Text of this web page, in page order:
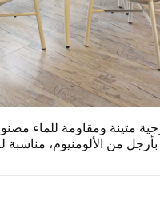
خارجية تجارية مقاومة
الرقائقي، أرجل من